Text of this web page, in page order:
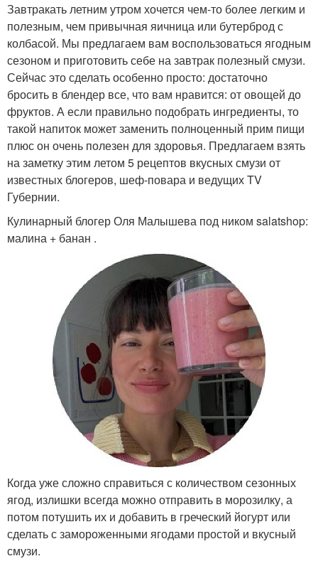
Завтракать летним утром хочется чем-то более легким и
полезным, чем привычная яичница или бутерброд с
колбасой. Мы предлагаем вам воспользоваться ягодным
сезоном и приготовить себе на завтрак полезный смузи.
Сейчас это сделать особенно просто: достаточно
бросить в блендер все, что вам нравится: от овощей до
фруктов. А если правильно подобрать ингредиенты, то
такой напиток может заменить полноценный прим пищи
плюс он очень полезен для здоровья. Предлагаем взять
на заметку этим летом 5 рецептов вкусных смузи от
известных блогеров, шеф-повара и ведущих TV
Губернии.
Кулинарный блогер Оля Малышева под ником salatshop:
малина + банан .
Когда уже сложно справиться с количеством сезонных
ягод, излишки всегда можно отправить в морозилку, а
потом потушить их и добавить в греческий йогурт или
сделать с замороженными ягодами простой и вкусный
смузи.